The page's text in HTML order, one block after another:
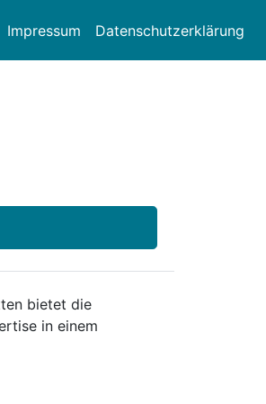
Impressum Datenschutzerklärung
bietet die
in einem